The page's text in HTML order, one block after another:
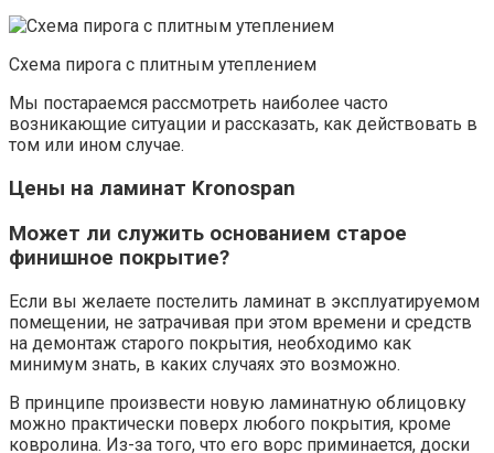
Схема пирога с плитным утеплением
Мы постараемся рассмотреть наиболее часто
возникающие ситуации и рассказать, как действовать в
том или ином случае.
Цены на ламинат Kronospan
Может ли служить основанием старое
финишное покрытие?
Если вы желаете постелить ламинат в эксплуатируемом
помещении, не затрачивая при этом времени и средств
на демонтаж старого покрытия, необходимо как
минимум знать, в каких случаях это возможно.
В принципе произвести новую ламинатную облицовку
можно практически поверх любого покрытия, кроме
ковролина. Из-за того, что его ворс приминается, доски